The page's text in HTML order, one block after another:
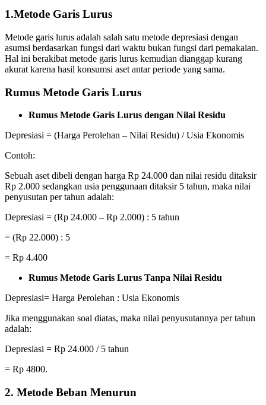
1.Metode Garis Lurus
Metode garis lurus adalah salah satu metode depresiasi dengan
asumsi berdasarkan fungsi dari waktu bukan fungsi dari pemakaian.
Hal ini berakibat metode garis lurus kemudian dianggap kurang
akurat karena hasil konsumsi aset antar periode yang sama.
Rumus Metode Garis Lurus
Rumus Metode Garis Lurus dengan Nilai Residu
Depresiasi = (Harga Perolehan – Nilai Residu) / Usia Ekonomis
Contoh:
Sebuah aset dibeli dengan harga Rp 24.000 dan nilai residu ditaksir
Rp 2.000 sedangkan usia penggunaan ditaksir 5 tahun, maka nilai
penyusutan per tahun adalah:
Depresiasi = (Rp 24.000 – Rp 2.000) : 5 tahun
= (Rp 22.000) : 5
= Rp 4.400
Rumus Metode Garis Lurus Tanpa Nilai Residu
Depresiasi= Harga Perolehan : Usia Ekonomis
Jika menggunakan soal diatas, maka nilai penyusutannya per tahun
adalah:
Depresiasi = Rp 24.000 / 5 tahun
= Rp 4800.
2. Metode Beban Menurun